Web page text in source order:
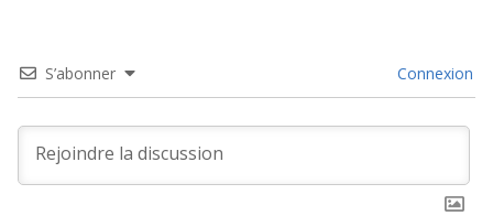
S’abonner Connexion